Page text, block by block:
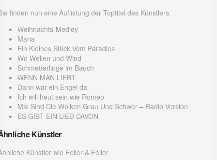
finden nun eine Auflistung der Toptitel des Künstlers.
Weihnachts-Medley
Maria
Ein Kleines Stück Vom Paradies
Wo Wellen und Wind
Schmetterlinge im Bauch
WENN MAN LIEBT
Dann war ein Engel da
Ich will heut sein wie Romeo
Mal Sind Die Wolken Grau Und Schwer – Radio Version
ES GIBT EIN LIED DAVON
Künstler
Künstler wie Feller & Feller